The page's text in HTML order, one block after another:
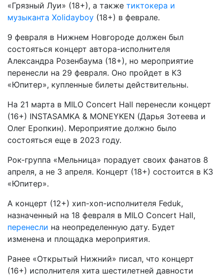
«Грязный Луи» (18+), а также тиктокера и
музыканта Xolidayboy (18+) в феврале.
9 февраля в Нижнем Новгороде должен был
состояться концерт автора-исполнителя
Александра Розенбаума (18+), но мероприятие
перенесли на 29 февраля. Оно пройдет в КЗ
«Юпитер», купленные билеты действительны.
На 21 марта в MILO Concert Hall перенесли концерт
(16+) INSTASAMKA & MONEYKEN (Дарья Зотеева и
Олег Еропкин). Мероприятие должно было
состояться еще в 2023 году.
Рок-группа «Мельница» порадует своих фанатов 8
апреля, а не 3 апреля. Концерт (18+) состоится в КЗ
«Юпитер».
А концерт (12+) хип-хоп-исполнителя Feduk,
назначенный на 18 февраля в MILO Concert Hall,
перенесли на неопределенную дату. Будет
изменена и площадка мероприятия.
Ранее «Открытый Нижний» писал, что концерт
(16+) исполнителя хита шестилетней давности